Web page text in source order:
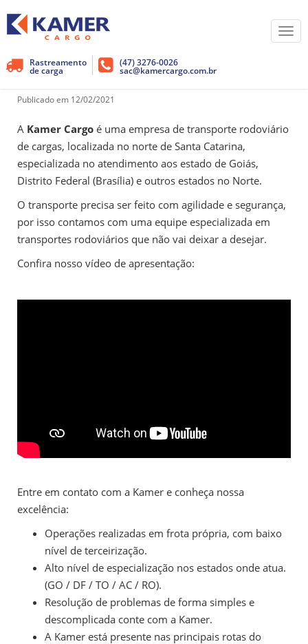
Rastreamento
de carga
(47) 3276-0026
sac@kamercargo.com.br
Você está em
CUSTO X BENEFÍCIO NO
TRANSPORTE DE CARGAS
Publicado em 12/02/2021
A Kamer Cargo é uma empresa de transporte rodoviário
de cargas, localizada no norte de Santa Catarina,
especializada no atendimento aos estado de Goiás,
Distrito Federal (Brasília) e outros estados no Norte.
O transporte precisa ser feito com agilidade e segurança,
por isso contamos com uma equipe especializada em
transportes rodoviários que não vai deixar a desejar.
Confira nosso vídeo de apresentação:
Entre em contato com a Kamer e conheça nossa
excelência:
Operações realizadas em frota própria, com baixo
nível de terceirização.
Alto nível de especialização nos estados onde atua.
(GO / DF / TO / AC / RO).
Resolução de problemas de forma simples e
descomplicada conte com a Kamer.
A Kamer está presente nas principais rotas do